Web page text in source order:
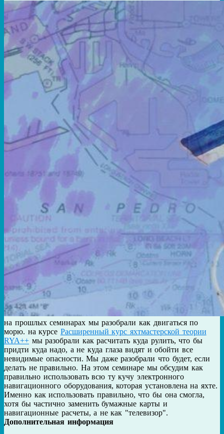
на прошлых семинарах мы разобрали как двигаться по
морю. на курсе Расширенный курс яхтмастерской теории
RYA++ мы разобрали как расчитать куда рулить, что бы
придти куда надо, а не куда глаза видят и обойти все
невидимые опасности. Мы даже разобрали что будет, если
делать не правильно. На этом семинаре мы обсудим как
правильно использовать всю ту кучу электронного
навигационного оборудования, которая установлена на яхте.
Именно как использовать правильно, что бы она смогла,
хотя бы частично заменить бумажные карты и
навигационные расчеты, а не как "телевизор".
Дополнительная информация